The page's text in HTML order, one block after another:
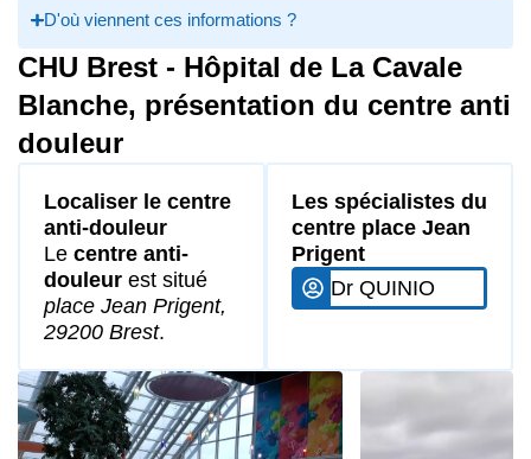
CHU Brest - Hôpital de La Cavale
Blanche, présentation du centre anti
douleur
Localiser le centre
anti-douleur
Le centre anti-
douleur est situé
place Jean Prigent,
29200 Brest.
Les spécialistes du
centre place Jean
Prigent
Dr QUINIO
D'où viennent ces informations ?